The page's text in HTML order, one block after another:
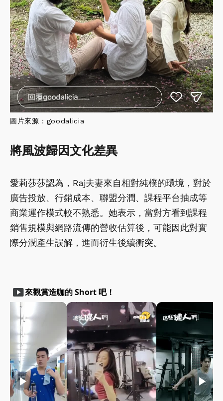
圖片來源： goodalicia
將風波歸因文化差異
愛莉莎莎認為，Raj夫妻來自相對純樸的環境，對於
廣告投放、行銷成本、聯盟分潤、課程平台抽成等
商業運作模式較不熟悉。她表示，當對方看到課程
銷售規模與網路流傳的營收估算後，可能因此對實
際分潤產生誤解，進而衍生後續衝突。
smart_display來觀賞造咖的 Short 吧！
play_arrow play_arrow play_arrow